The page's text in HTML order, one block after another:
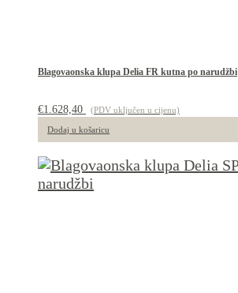
Blagovaonska klupa Delia FR kutna po narudžbi
€1.628,40 (PDV uključen u cijenu)
Dodaj u košaricu